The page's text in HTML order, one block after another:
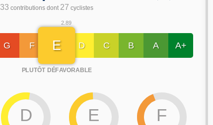
33 contributions dont 27 cyclistes
G F
2.89
E
PLUTÔT DÉFAVORABLE
D C B A A+
D E F